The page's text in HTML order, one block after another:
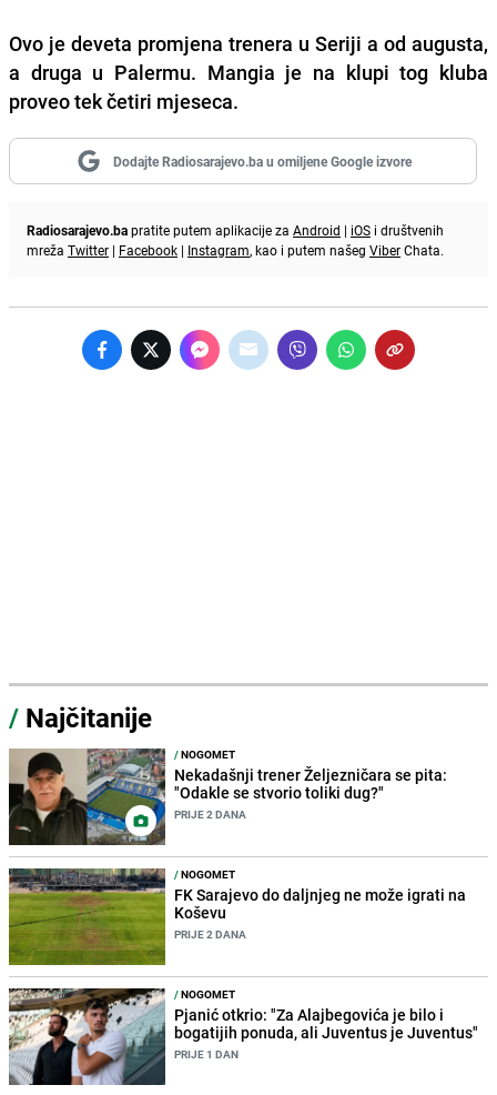
Ovo je deveta promjena trenera u Seriji a od augusta,
a druga u Palermu. Mangia je na klupi tog kluba
proveo tek četiri mjeseca.
Dodajte Radiosarajevo.ba u omiljene Google izvore
Radiosarajevo.bapratite putem aplikacije za Android | iOS i društvenih
mreža Twitter | Facebook | Instagram, kao i putem našeg ViberChata.
/ Najčitanije
/NOGOMET
Nekadašnji trener Željezničara se pita:
"Odakle se stvorio toliki dug?"
PRIJE 2 DANA
/NOGOMET
FK Sarajevo do daljnjeg ne može igrati na
Koševu
PRIJE 2 DANA
/NOGOMET
Pjanić otkrio: "Za Alajbegovića je bilo i
bogatijih ponuda, ali Juventus je Juventus"
PRIJE 1 DAN